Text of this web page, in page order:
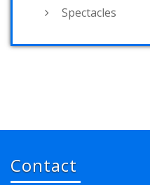
Spectacles
Contact